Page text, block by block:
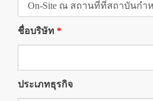
ชื่อบริษัท *
ประเภทธุรกิจ